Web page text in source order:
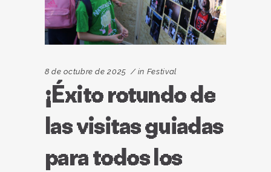
8 de octubre de 2025 in Festival
¡Éxito rotundo de
las visitas guiadas
para todos los